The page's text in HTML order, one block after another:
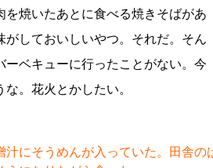
を焼いたあとに食べる焼きそばがあ
がしておいしいやつ。それだ。そん
ーベキューに行ったことがない。今
。花火とかしたい。
汁にそうめんが入っていた。田舎の